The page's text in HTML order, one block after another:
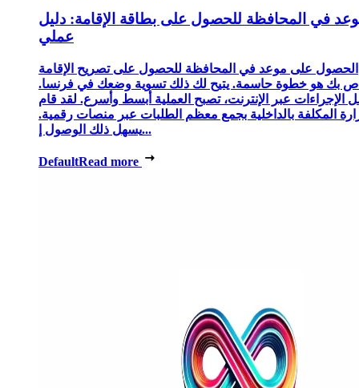
في المحافظة للحصول على بطاقة الإقامة: دليل
عملي
الحصول على موعد في المحافظة للحصول على تصريح الإقامة
بك هو خطوة حاسمة. يتيح لك ذلك تسوية وضعك في فرنسا.
الإجراءات عبر الإنترنت، تصبح العملية أبسط وأسرع. لقد قام
المكلفة بالداخلية بجمع معظم الطلبات عبر منصات رقمية.
يسهل ذلك الوصول إ...
DefaultRead more